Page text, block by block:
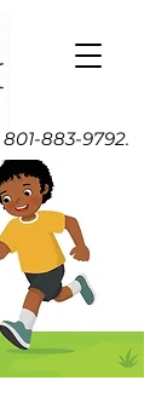
801-883-9792.